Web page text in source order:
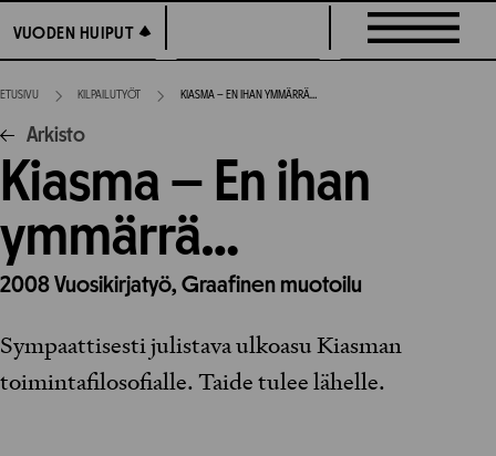
suoraan
sisältöön
VUODEN HUIPUT
VUODEN HUIPUT
ETUSIVU KILPAILUTYÖT KIASMA – EN IHAN YMMÄRRÄ…
Arkisto
Kiasma – En ihan
ymmärrä…
2008Vuosikirjatyö, Graafinen muotoilu
Sympaattisesti julistava ulkoasu Kiasman
toimintafilosofialle. Taide tulee lähelle.